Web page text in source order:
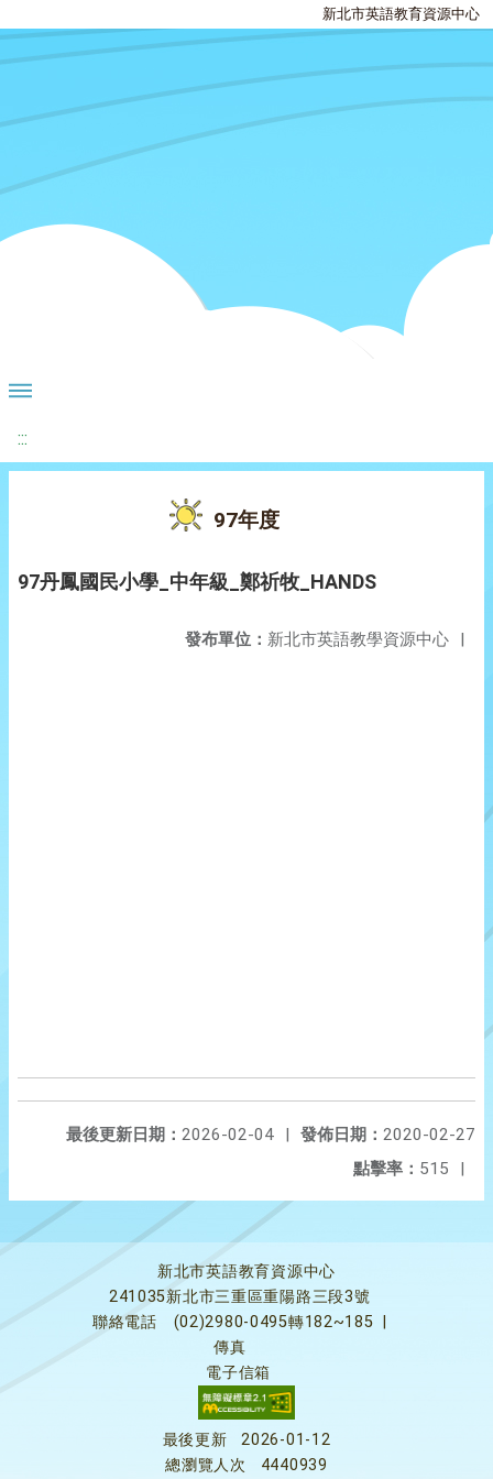
新北市英語教育資源中心
:::
97年度
97丹鳳國民小學_中年級_鄭祈牧_HANDS
發布單位： 新北市英語教學資源中心 |
發佈日期： 2020-02-27
最後更新日期： 2026-02-04
|
點擊率： 515 |
新北市英語教育資源中心
241035新北市三重區重陽路三段3號
聯絡電話
(02)2980-0495轉182~185
傳真
電子信箱
最後更新
2026-01-12
總瀏覽人次
4440939